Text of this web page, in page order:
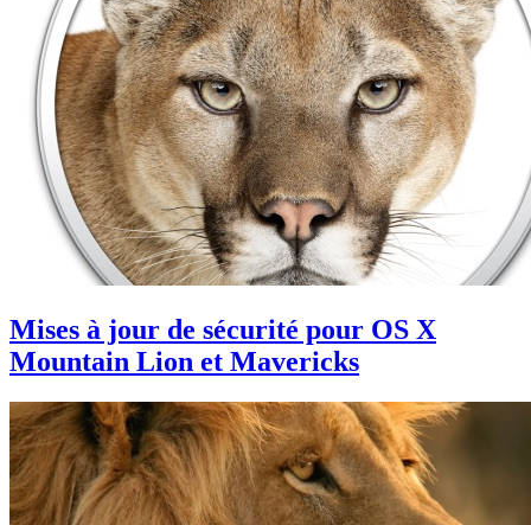
Mises à jour de sécurité pour OS X
Mountain Lion et Mavericks